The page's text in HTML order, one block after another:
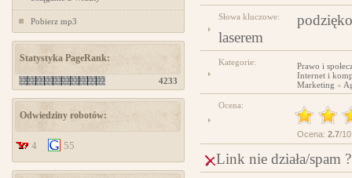
Pobierz mp3
Statystyka PageRank:
4233
Odwiedziny robotów:
4 55
Słowa kluczowe:
laserem
Kategorie:
Prawo i
Internet i
Marketing »
Ocena:
Ocena: 2.7/
Link nie działa/spam ?